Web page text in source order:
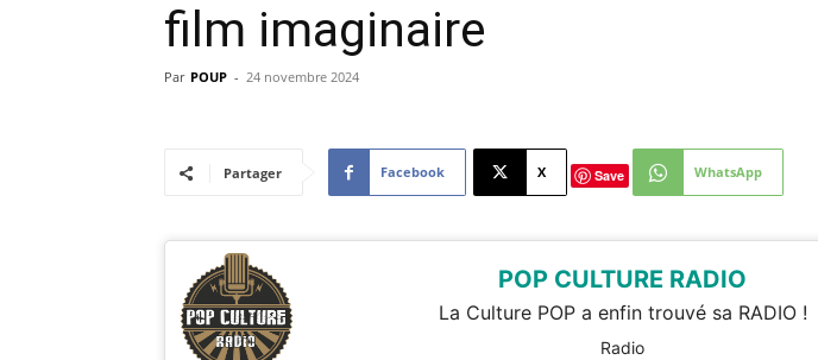
film imaginaire
Par POUP - 24 novembre 2024
Partager Facebook X Save WhatsApp
POP CULTURE RADIO
La Culture POP a enfin trouvé sa RADIO !
Radio